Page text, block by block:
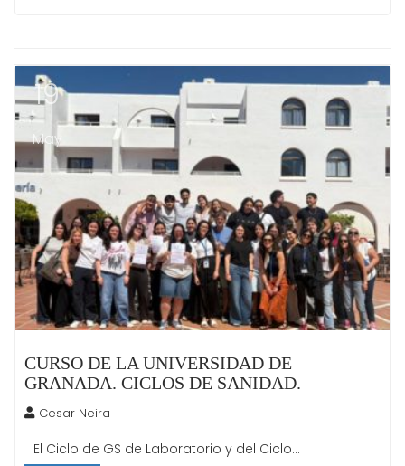
19
May
CURSO DE LA UNIVERSIDAD DE
GRANADA. CICLOS DE SANIDAD.
Cesar Neira
El Ciclo de GS de Laboratorio y del Ciclo...